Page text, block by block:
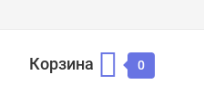
Корзина 0